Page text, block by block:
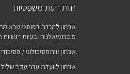
חוות דעת משפטיות
אבחון להכרה בפוסט
פיברומיאלגיה ובעיות
אבחון נוירופסיכולוגי /
אבחון לוועדת ערר עקב